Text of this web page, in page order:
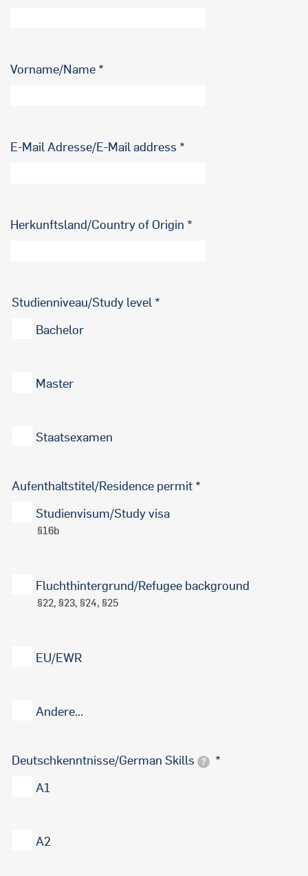
Vorname/Name
E-Mail Adresse/E-Mail address
Herkunftsland/Country of Origin
Studienniveau/Study level
Bachelor
Master
Staatsexamen
Aufenthaltstitel/Residence permit
Studienvisum/Study visa
§16b
Fluchthintergrund/Refugee background
§22, §23, §24, §25
EU/EWR
Andere...
Deutschkenntnisse/German Skills ?
A1
A2